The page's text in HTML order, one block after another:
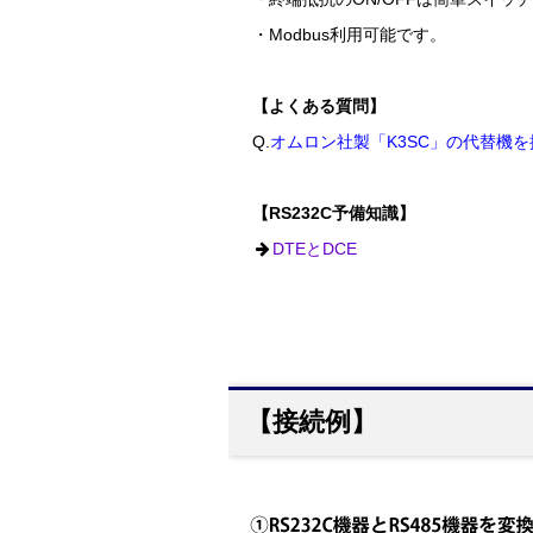
・Modbus利用可能です。
【よくある質問】
Q.オムロン社製「K3SC」の代替機を
【RS232C予備知識】
DTEとDCE
【接続例】